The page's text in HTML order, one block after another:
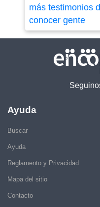
más testimonios
conocer gente
Ayuda
Buscar
Ayuda
Reglamento y Privacidad
Mapa del sitio
Contacto